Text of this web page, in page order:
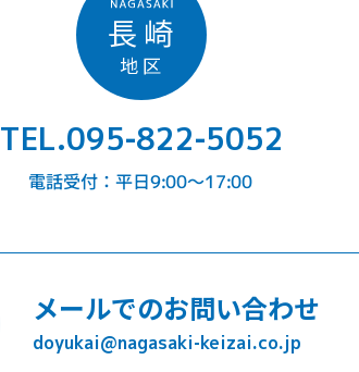
TEL.095-822-5052
電話受付：平日9:00〜17:00
メールでのお問い合わせ
doyukai@nagasaki-keizai.co.jp